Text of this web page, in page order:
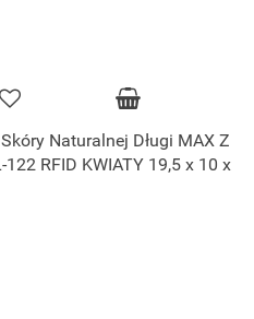
Naturalnej Długi MAX Z
RFID KWIATY 19,5 x 10 x